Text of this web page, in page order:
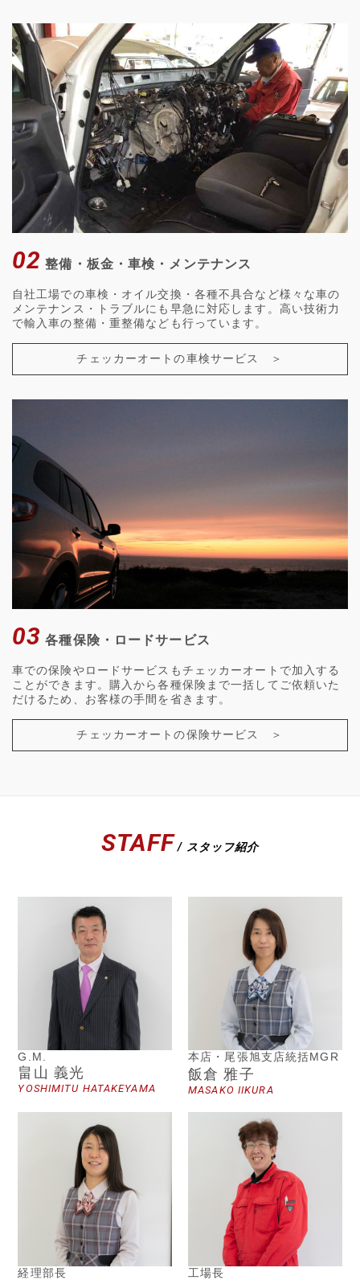
02 整備・板金・車検・メンテナンス
自社工場での車検・オイル交換・各種不具合など様々な車の
メンテナンス・トラブルにも早急に対応します。高い技術力
で輸入車の整備・重整備なども行っています。
チェッカーオートの車検サービス ＞
03 各種保険・ロードサービス
車での保険やロードサービスもチェッカーオートで加入する
ことができます。購入から各種保険まで一括してご依頼いた
だけるため、お客様の手間を省きます。
チェッカーオートの保険サービス ＞
STAFF / スタッフ紹介
G.M.
畠山 義光
YOSHIMITU HATAKEYAMA
本店・尾張旭支店統括MGR
飯倉 雅子
MASAKO IIKURA
経理部長 工場長